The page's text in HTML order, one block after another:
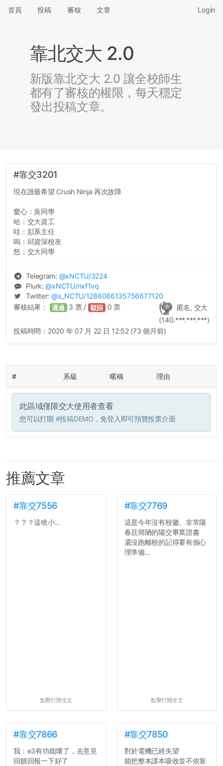
首頁 投稿 審核 文章 Login
靠北交大 2.0
新版靠北交大 2.0 讓全校師生
都有了審核的權限，每天穩定
發出投稿文章。
#靠交3201
現在誰最希望 Crush Ninja 再次故障
愛心：吳同學
哈：交大資工
哇：彭系主任
嗚：邱資深校友
怒：交大同學
Telegram: @xNCTU/3224
Plurk:@xNCTU/nxf1vq
Twitter: @x_NCTU/1286086135756677120
匿名, 交大
(140.***.***.***)
審核結果： 通過 3 票 / 駁回 0 票
投稿時間： 2020 年 07 月 22 日 12:52 (73 個月前)
# 系級 暱稱 理由
此區域僅限交大使用者查看
您可以打開 #投稿DEMO ，免登入即可預覽投票介面
推薦文章
#靠交7556
？？？這啥小...
點擊打開全文
#靠交7769
這是今年沒有校徽、非常陽
春且簡陋的陽交畢業證書
還沒跑離校的記得要有個心
理準備...
點擊打開全文
#靠交7866
我：e3有功能壞了，去意見
回饋回報一下好了
#靠交7850
對於電機已經失望
能把整本課本吸收並不依靠